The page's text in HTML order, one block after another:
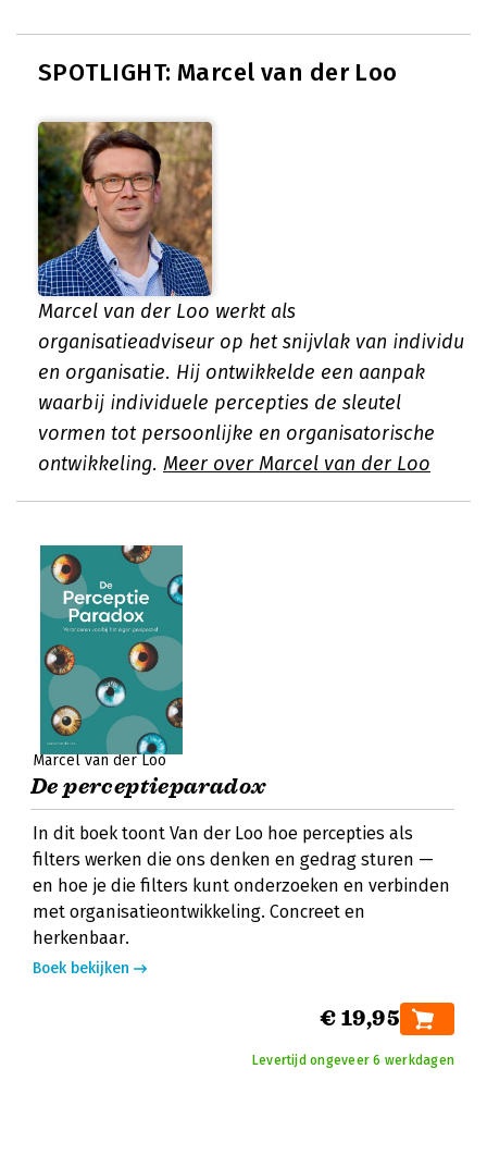
SPOTLIGHT: Marcel van der Loo
Marcel van der Loo werkt als
organisatieadviseur op het snijvlak van individu
en organisatie. Hij ontwikkelde een aanpak
waarbij individuele percepties de sleutel
vormen tot persoonlijke en organisatorische
ontwikkeling. Meer over Marcel van der Loo
Marcel van der Loo
De perceptieparadox
In dit boek toont Van der Loo hoe percepties als
filters werken die ons denken en gedrag sturen —
en hoe je die filters kunt onderzoeken en verbinden
met organisatieontwikkeling. Concreet en
herkenbaar.
Boek bekijken
€ 19,95
Levertijd ongeveer 6 werkdagen